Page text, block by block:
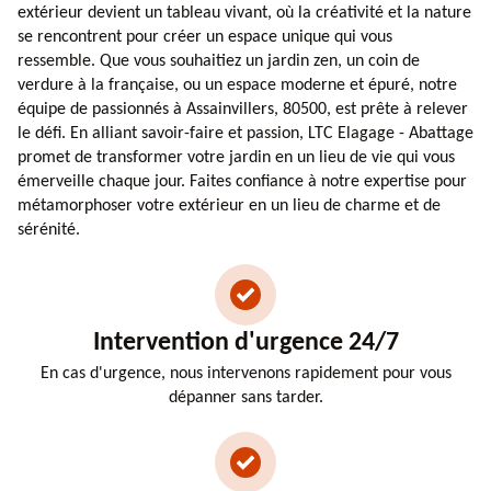
extérieur devient un tableau vivant, où la créativité et la nature
se rencontrent pour créer un espace unique qui vous
ressemble. Que vous souhaitiez un jardin zen, un coin de
verdure à la française, ou un espace moderne et épuré, notre
équipe de passionnés à Assainvillers, 80500, est prête à relever
le défi. En alliant savoir-faire et passion, LTC Elagage - Abattage
promet de transformer votre jardin en un lieu de vie qui vous
émerveille chaque jour. Faites confiance à notre expertise pour
métamorphoser votre extérieur en un lieu de charme et de
sérénité.
Intervention d'urgence 24/7
En cas d'urgence, nous intervenons rapidement pour vous
dépanner sans tarder.